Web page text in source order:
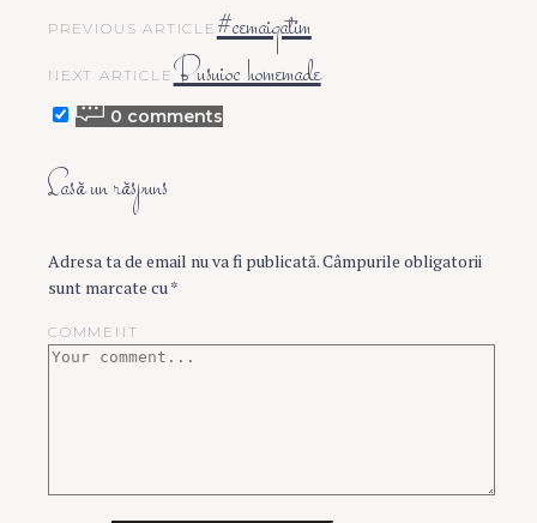
PREVIOUS ARTICLE#cemaigatim
NEXT ARTICLEBusuioc homemade
0 comments
Lasă un răspuns
Adresa ta de email nu va fi publicată.Câmpurile obligatorii
sunt marcate cu*
COMMENT